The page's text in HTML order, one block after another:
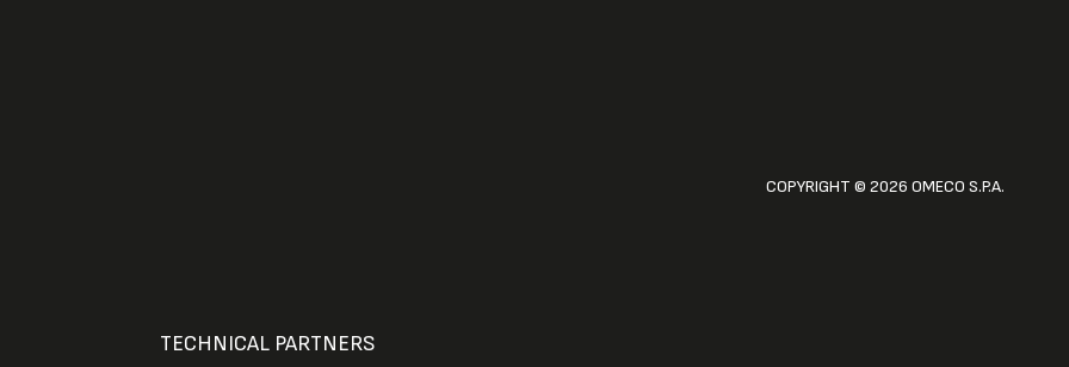
COPYRIGHT © 2026 OMECO S.P.A.
TECHNICAL PARTNERS